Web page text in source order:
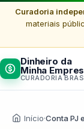
Curadoria
materiais
Dinheiro da
Minha
CURADORIA
Início·Conta PJ